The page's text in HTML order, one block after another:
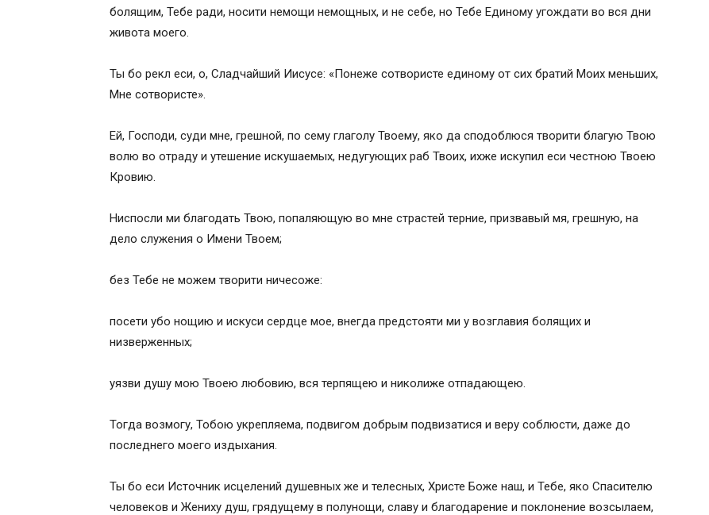
болящим, Тебе ради, носити немощи немощных, и не себе, но Тебе Единому угождати во вся дни
живота моего.
Ты бо рекл еси, о, Сладчайший Иисусе: «Понеже сотвористе единому от сих братий Моих меньших,
Мне сотвористе».
Ей, Господи, суди мне, грешной, по сему глаголу Твоему, яко да сподоблюся творити благую Твою
волю во отраду и утешение искушаемых, недугующих раб Твоих, ихже искупил еси честною Твоею
Кровию.
Ниспосли ми благодать Твою, попаляющую во мне страстей терние, призвавый мя, грешную, на
дело служения о Имени Твоем;
без Тебе не можем творити ничесоже:
посети убо нощию и искуси сердце мое, внегда предстояти ми у возглавия болящих и
низверженных;
уязви душу мою Твоею любовию, вся терпящею и николиже отпадающею.
Тогда возмогу, Тобою укрепляема, подвигом добрым подвизатися и веру соблюсти, даже до
последнего моего издыхания.
Ты бо еси Источник исцелений душевных же и телесных, Христе Боже наш, и Тебе, яко Спасителю
человеков и Жениху душ, грядущему в полунощи, славу и благодарение и поклонение возсылаем,